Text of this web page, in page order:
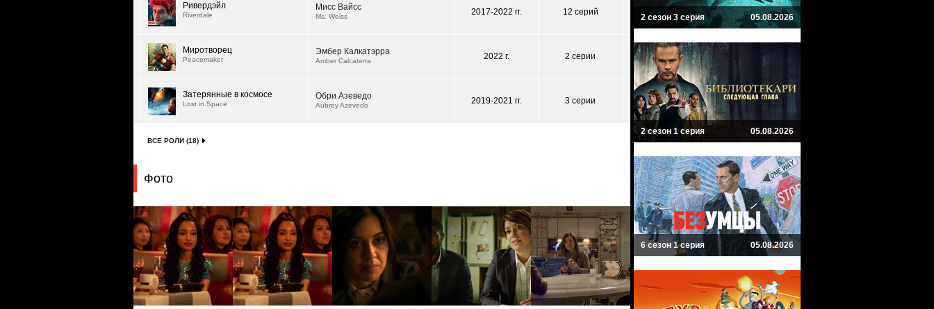
Ривердэйл
Riverdale
Мисс Вайсс
Ms. Weiss 2017-2022 гг. 12 серий
Миротворец
Peacemaker
Эмбер Калкатэрра
Amber Calcaterra 2022 г. 2 серии
Затерянные в космосе
Lost in Space
Обри Азеведо
Aubrey Azevedo 2019-2021 гг. 3 серии
ВСЕ РОЛИ (18)
Фото
2 сезон 3 серия 05.08.2026
2 сезон 1 серия 05.08.2026
6 сезон 1 серия 05.08.2026